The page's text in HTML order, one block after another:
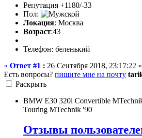
Репутация +1180/-33
Пол:
Локация: Москва
Возраст:43
Телефон: беленький
« Ответ #1 : 26 Сентября 2018, 23:17:22 »
Есть вопросы? пишите мне на почту
Раскрыть
BMW E30 320i Convertible
Touring MTechnik '90
Отзывы